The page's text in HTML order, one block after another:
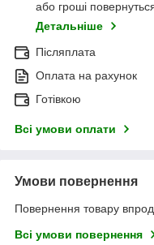
або гроші
Детальніше
Післяплата
Оплата на рахунок
Готівкою
Всі умови оплати
Умови повернення
Повернення товару
Всі умови повернення